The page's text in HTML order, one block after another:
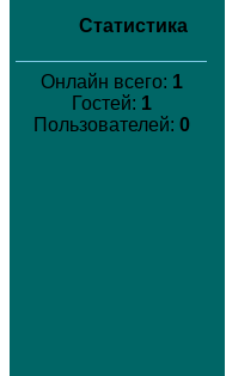
Статистика
Онлайн всего: 1
Гостей: 1
Пользователей: 0